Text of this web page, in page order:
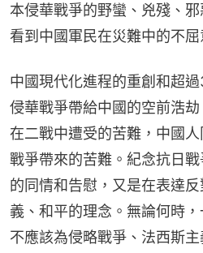
本侵華戰爭的野蠻、兇殘、
看到中國軍民在災難中的不屈
中國現代化進程的重創和超
侵華戰爭帶給中國的空前浩
在二戰中遭受的苦難，中國
戰爭帶來的苦難。紀念抗日
的同情和告慰，又是在表達
義、和平的理念。無論何時
不應該為侵略戰爭、法西斯